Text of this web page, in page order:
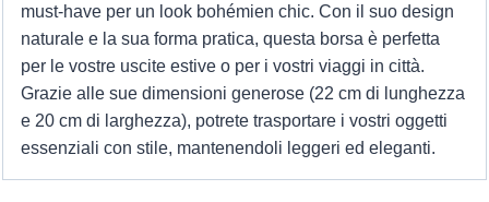
must-have per un look bohémien chic. Con il suo design
naturale e la sua forma pratica, questa borsa è perfetta
per le vostre uscite estive o per i vostri viaggi in città.
Grazie alle sue dimensioni generose (22 cm di lunghezza
e 20 cm di larghezza), potrete trasportare i vostri oggetti
essenziali con stile, mantenendoli leggeri ed eleganti.